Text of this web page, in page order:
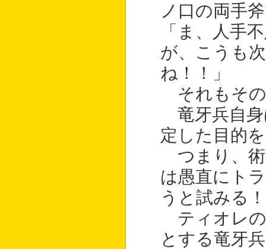
ノ口の両手
「ま、人手
が、こうも
ね！！」
それもそ
竜牙兵自身
定した目的
つまり、術
は愚直にト
うと試みる！
ティオレの
とする竜牙